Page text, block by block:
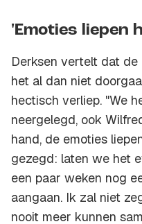
'Emoties liepen
Derksen vertelt dat
het al dan niet
hectisch verliep. "We
neergelegd, ook
hand, de emoties
gezegd: laten we het
een paar weken nog
aangaan. Ik zal niet
nooit meer kunnen